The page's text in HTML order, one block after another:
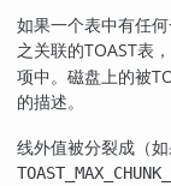
如果一个表中有任
之关联的TOAST表
项中。磁盘上的被
的描述。
线外值被分裂成（